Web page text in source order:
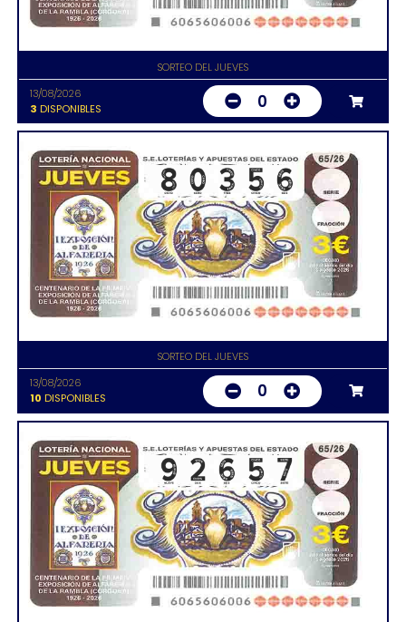
SORTEO DEL JUEVES
13/08/2026
3 DISPONIBLES 0
SORTEO DEL JUEVES
13/08/2026
10 DISPONIBLES 0